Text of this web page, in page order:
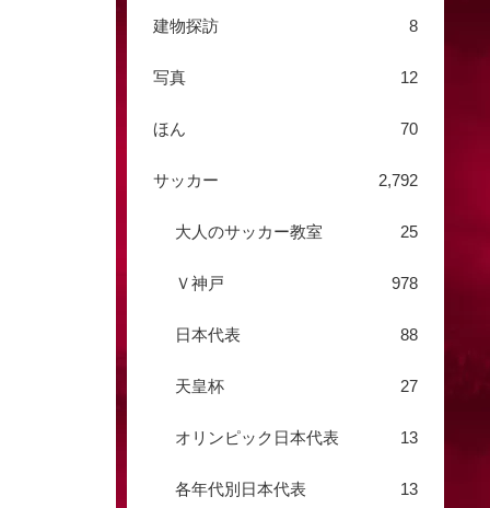
建物探訪 8
写真 12
ほん 70
サッカー 2,792
大人のサッカー教室 25
Ｖ神戸 978
日本代表 88
天皇杯 27
オリンピック日本代表 13
各年代別日本代表 13